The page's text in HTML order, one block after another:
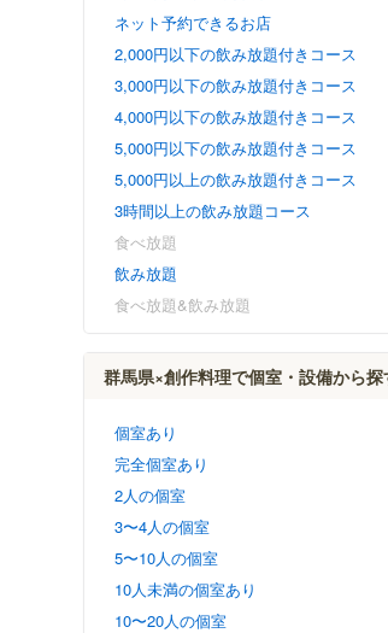
ネット予約できるお店
2,000円以下の飲み放題付きコース
3,000円以下の飲み放題付きコース
4,000円以下の飲み放題付きコース
5,000円以下の飲み放題付きコース
5,000円以上の飲み放題付きコース
3時間以上の飲み放題コース
食べ放題
飲み放題
食べ放題&飲み放題
群馬県×創作料理で個室・設備から探
個室あり
完全個室あり
2人の個室
3〜4人の個室
5〜10人の個室
10人未満の個室あり
10〜20人の個室